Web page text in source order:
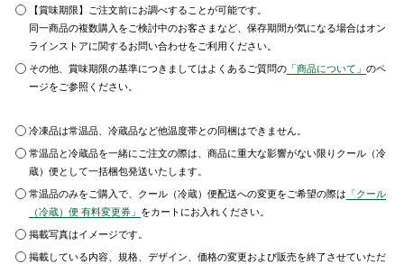
【賞味期限】ご注文前にお調べすることが可能です。
同一商品の複数購入をご検討中のお客さまなど、保存期間が気になる場合はオン
ラインストアに関するお問い合わせをご利用ください。
その他、賞味期限の基準につきましてはよくあるご質問の 「商品について」のペ
ージをご参照ください。
冷凍品は常温品、冷蔵品など他温度帯との同梱はできません。
常温品と冷蔵品を一緒にご注文の際は、商品に重大な影響がない限りクール（冷
蔵）便として一括梱包発送いたします。
常温品のみをご購入で、クール（冷蔵）便配送への変更をご希望の際は 「クール
（冷蔵）便 有料変更券」 をカートにお入れください。
掲載写真はイメージです。
掲載している内容、規格、デザイン、価格の変更および販売を終了させていただ